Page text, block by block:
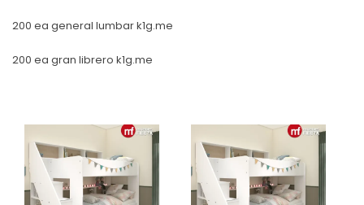
200 ea general lumbar k1g.me
200 ea gran librero k1g.me